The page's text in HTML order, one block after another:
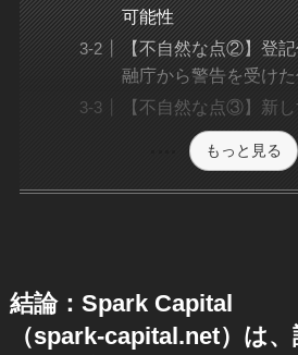
可能性
【不自然な点②】登
融庁から警告を受け
【不自然な点③】新
もっと見る
結論：Spark Capital
（spark-capital.net）は